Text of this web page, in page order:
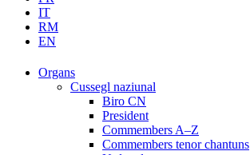
IT
RM
EN
Organs
Cussegl naziunal
Biro CN
President
Commembers A–Z
Commembers tenor chantuns